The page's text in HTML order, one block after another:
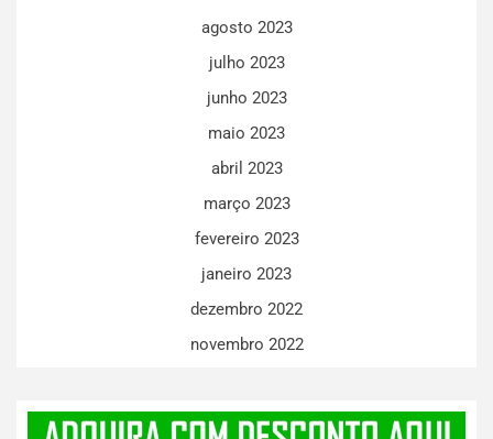
agosto 2023
julho 2023
junho 2023
maio 2023
abril 2023
março 2023
fevereiro 2023
janeiro 2023
dezembro 2022
novembro 2022